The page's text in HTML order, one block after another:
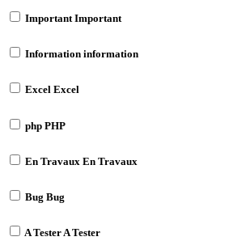
ImportantImportant
Information information
Excel Excel
php PHP
En Travaux En Travaux
Bug Bug
A TesterA Tester